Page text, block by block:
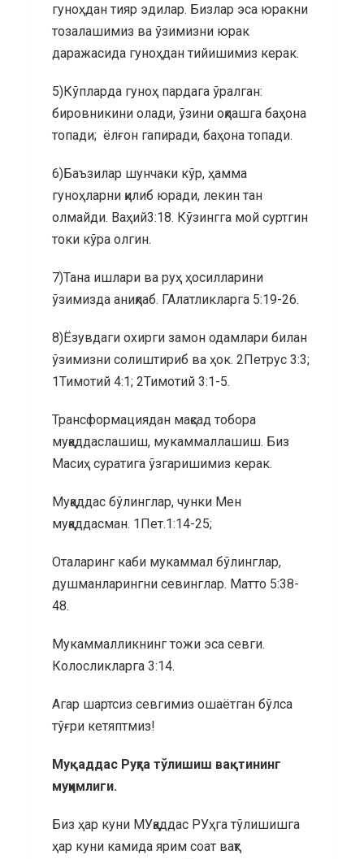
гуноҳдан тияр эдилар. Бизлар эса юракни
тозалашимиз ва ўзимизни юрак
даражасида гуноҳдан тийишимиз керак.
5)Кўпларда гуноҳ пардага ўралган:
бировникини олади, ўзини оқлашга баҳона
топади; ёлғон гапиради, баҳона топади.
6)Баъзилар шунчаки кўр, ҳамма
гуноҳларни қилиб юради, лекин тан
олмайди. Ваҳий3:18. Кўзингга мой суртгин
токи кўра олгин.
7)Тана ишлари ва руҳ ҳосилларини
ўзимизда аниқлаб. ГАлатликларга 5:19-26.
8)Ёзувдаги охирги замон одамлари билан
ўзимизни солиштириб ва ҳок. 2Петрус 3:3;
1Тимотий 4:1; 2Тимотий 3:1-5.
Трансформациядан мақсад тобора
муқаддаслашиш, мукаммаллашиш. Биз
Масиҳ суратига ўзгаришимиз керак.
Муқаддас бўлинглар, чунки Мен
муқаддасман. 1Пет.1:14-25;
Оталаринг каби мукаммал бўлинглар,
душманларингни севинглар. Матто 5:38-
48.
Мукаммалликнинг тожи эса севги.
Колосликларга 3:14.
Агар шартсиз севгимиз ошаётган бўлса
тўғри кетяптмиз!
Муқаддас Руҳга тўлишиш вақтининг
муҳимлиги.
Биз ҳар куни МУқаддас РУҳга тўлишишга
ҳар куни камида ярим соат вақт